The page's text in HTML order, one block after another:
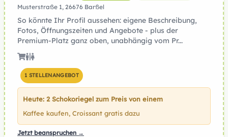
Musterstraße 1, 26676 Barßel
So könnte Ihr Profil aussehen: eigene Beschreibung,
Fotos, Öffnungszeiten und Angebote - plus der
Premium-Platz ganz oben, unabhängig vom Pr...
1 STELLENANGEBOT
Heute: 2 Schokoriegel zum Preis von einem
Kaffee kaufen, Croissant gratis dazu
Jetzt beanspruchen →